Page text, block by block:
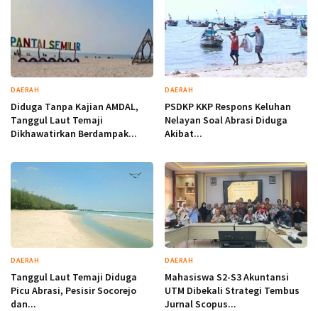
DAERAH
Diduga Tanpa Kajian AMDAL,
Tanggul Laut Temaji
Dikhawatirkan Berdampak...
DAERAH
PSDKP KKP Respons Keluhan
Nelayan Soal Abrasi Diduga
Akibat...
DAERAH
Tanggul Laut Temaji Diduga
Picu Abrasi, Pesisir Socorejo
dan...
DAERAH
Mahasiswa S2-S3 Akuntansi
UTM Dibekali Strategi Tembus
Jurnal Scopus...